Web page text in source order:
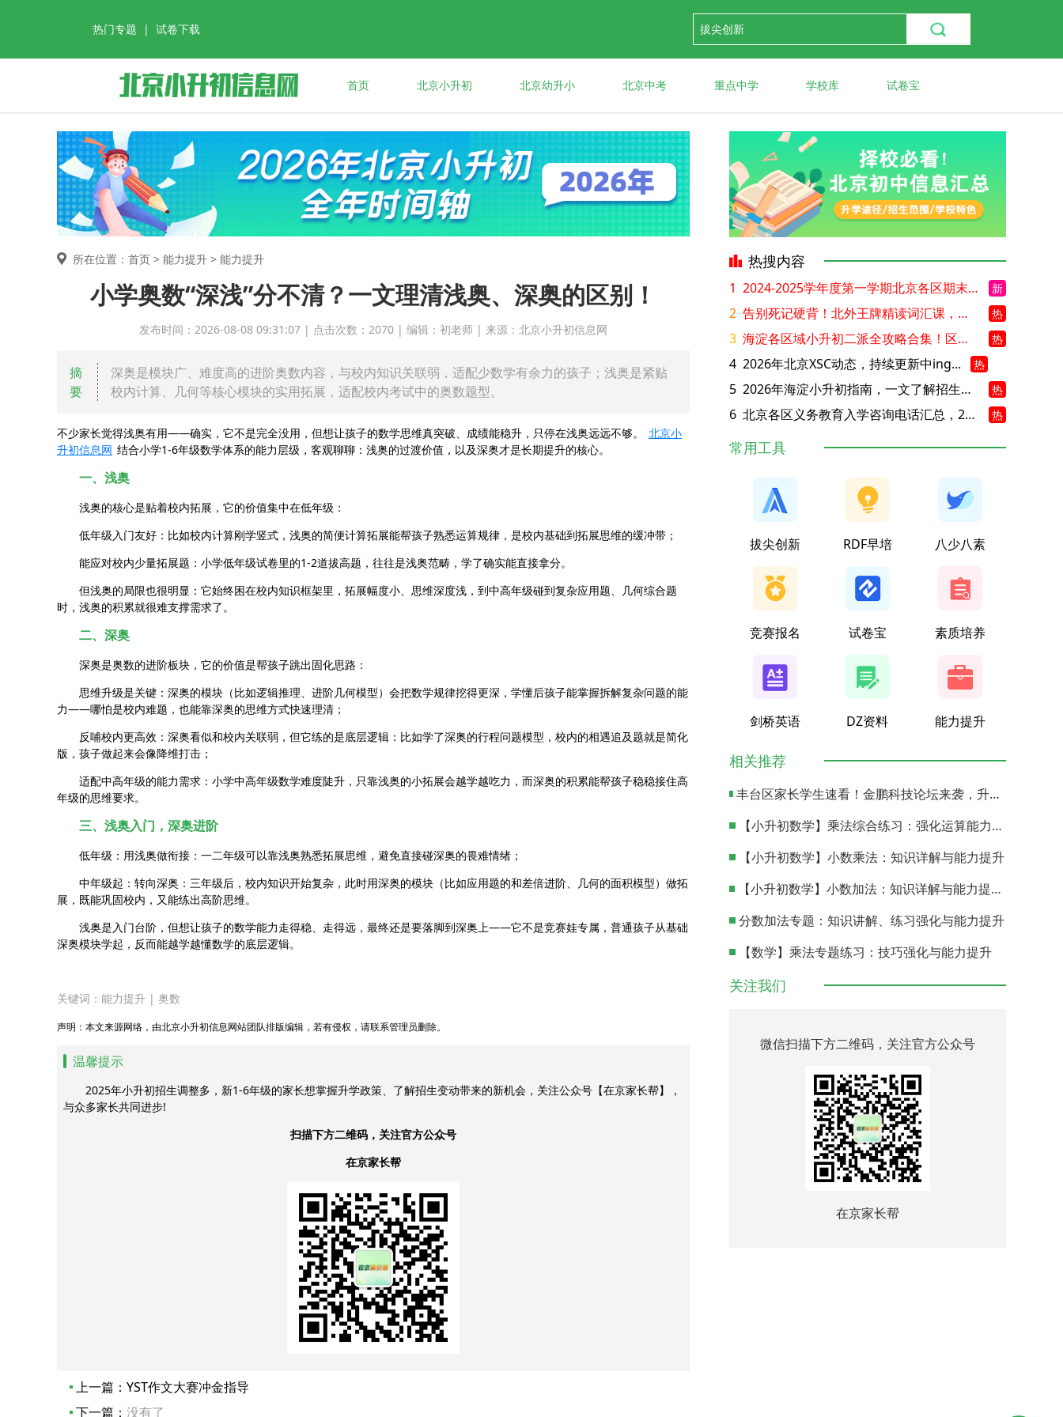
热门专题 | 试卷下载
首页 北京小升初 北京幼升小 北京中考 重点中学 学校库 试卷宝
所在位置：首页 > 能力提升 > 能力提升
小学奥数“深浅”分不清？一文理清浅奥、深奥的区别！
发布时间：2026-08-08 09:31:07 | 点击次数：2070 | 编辑：初老师 | 来源：北京小升初信息网
摘
要
深奥是模块广、难度高的进阶奥数内容，与校内知识关联弱，适配少数学有余力的孩子；浅奥是紧贴
校内计算、几何等核心模块的实用拓展，适配校内考试中的奥数题型。
不少家长觉得浅奥有用——确实，它不是完全没用，但想让孩子的数学思维真突破、成绩能稳升，只停在浅奥远远不够。
北京小
升初信息网 结合小学1-6年级数学体系的能力层级，客观聊聊：浅奥的过渡价值，以及深奥才是长期提升的核心。
一、浅奥
浅奥的核心是贴着校内拓展，它的价值集中在低年级：
低年级入门友好：比如校内计算刚学竖式，浅奥的简便计算拓展能帮孩子熟悉运算规律，是校内基础到拓展思维的缓冲带；
能应对校内少量拓展题：小学低年级试卷里的1-2道拔高题，往往是浅奥范畴，学了确实能直接拿分。
但浅奥的局限也很明显：它始终困在校内知识框架里，拓展幅度小、思维深度浅，到中高年级碰到复杂应用题、几何综合题
时，浅奥的积累就很难支撑需求了。
二、深奥
深奥是奥数的进阶板块，它的价值是帮孩子跳出固化思路：
思维升级是关键：深奥的模块（比如逻辑推理、进阶几何模型）会把数学规律挖得更深，学懂后孩子能掌握拆解复杂问题的能
力——哪怕是校内难题，也能靠深奥的思维方式快速理清；
反哺校内更高效：深奥看似和校内关联弱，但它练的是底层逻辑：比如学了深奥的行程问题模型，校内的相遇追及题就是简化
版，孩子做起来会像降维打击；
适配中高年级的能力需求：小学中高年级数学难度陡升，只靠浅奥的小拓展会越学越吃力，而深奥的积累能帮孩子稳稳接住高
年级的思维要求。
三、浅奥入门，深奥进阶
低年级：用浅奥做衔接：一二年级可以靠浅奥熟悉拓展思维，避免直接碰深奥的畏难情绪；
中年级起：转向深奥：三年级后，校内知识开始复杂，此时用深奥的模块（比如应用题的和差倍进阶、几何的面积模型）做拓
展，既能巩固校内，又能练出高阶思维。
浅奥是入门台阶，但想让孩子的数学能力走得稳、走得远，最终还是要落脚到深奥上——它不是竞赛娃专属，普通孩子从基础
深奥模块学起，反而能越学越懂数学的底层逻辑。
关键词： 能力提升 | 奥数
声明：本文来源网络，由北京小升初信息网站团队排版编辑，若有侵权，请联系管理员删除。
温馨提示
2025年小升初招生调整多，新1-6年级的家长想掌握升学政策、了解招生变动带来的新机会，关注公众号【在京家长帮】，
与众多家长共同进步!
扫描下方二维码，关注官方公众号
在京家长帮
上一篇： YST作文大赛冲金指导
下一篇： 没有了
热搜内容
1 2024-2025学年度第一学期北京各区期末考试真题试卷汇总 新
2 告别死记硬背！北外王牌精读词汇课，帮孩子突破英语词汇难关 热
3 海淀各区域小升初二派全攻略合集！区域一至五志愿填报、升学策略详解 热
4 2026年北京XSC动态，持续更新中ing... 热
5 2026年海淀小升初指南，一文了解招生政策要点 热
6 北京各区义务教育入学咨询电话汇总，25年小升初家长提前收藏 热
常用工具
拔尖创新 RDF早培 八少八素
竞赛报名 试卷宝 素质培养
剑桥英语 DZ资料 能力提升
相关推荐
丰台区家长学生速看！金鹏科技论坛来袭，升学加分、能力提升两不误！
【小升初数学】乘法综合练习：强化运算能力提升
【小升初数学】小数乘法：知识详解与能力提升
【小升初数学】小数加法：知识详解与能力提升训练
分数加法专题：知识讲解、练习强化与能力提升
【数学】乘法专题练习：技巧强化与能力提升
关注我们
微信扫描下方二维码，关注官方公众号
在京家长帮